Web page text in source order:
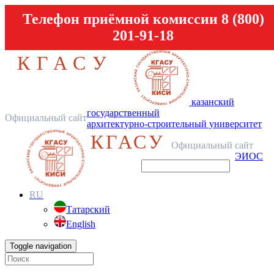
Телефон приёмной комиссии 8 (800)
201-91-18
КГАСУ
Официальный сайт
казанский
государственный
архитектурно-строительный университет
КГАСУ
Официальный сайт
ЭИОС
RU
Татарский
English
Toggle navigation